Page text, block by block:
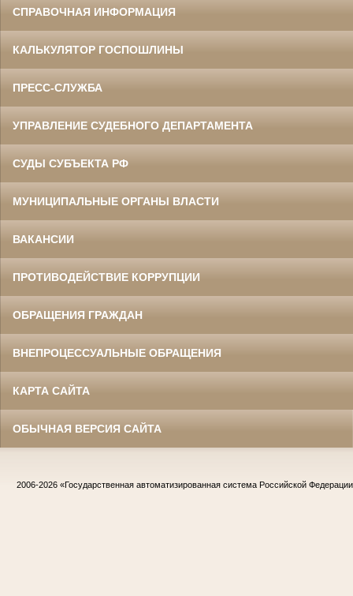
СПРАВОЧНАЯ ИНФОРМАЦИЯ
КАЛЬКУЛЯТОР ГОСПОШЛИНЫ
ПРЕСС-СЛУЖБА
УПРАВЛЕНИЕ СУДЕБНОГО ДЕПАРТАМЕНТА
СУДЫ СУБЪЕКТА РФ
МУНИЦИПАЛЬНЫЕ ОРГАНЫ ВЛАСТИ
ВАКАНСИИ
ПРОТИВОДЕЙСТВИЕ КОРРУПЦИИ
ОБРАЩЕНИЯ ГРАЖДАН
ВНЕПРОЦЕССУАЛЬНЫЕ ОБРАЩЕНИЯ
КАРТА САЙТА
ОБЫЧНАЯ ВЕРСИЯ САЙТА
2006-2026 «Государственная автоматизированная система Российской